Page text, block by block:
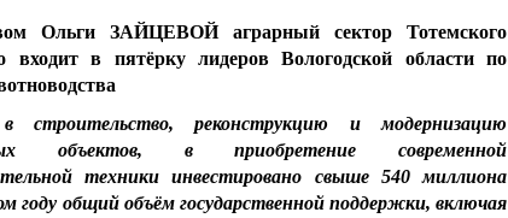
Ольги ЗАЙЦЕВОЙ аграрный сектор Тотемского
входит в пятёрку лидеров Вологодской области по
реконструкцию и модернизацию
объектов, в приобретение современной
техники инвестировано свыше 540 миллиона
году общий объём государственной поддержки, включая